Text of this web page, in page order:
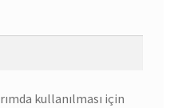
kullanılması için